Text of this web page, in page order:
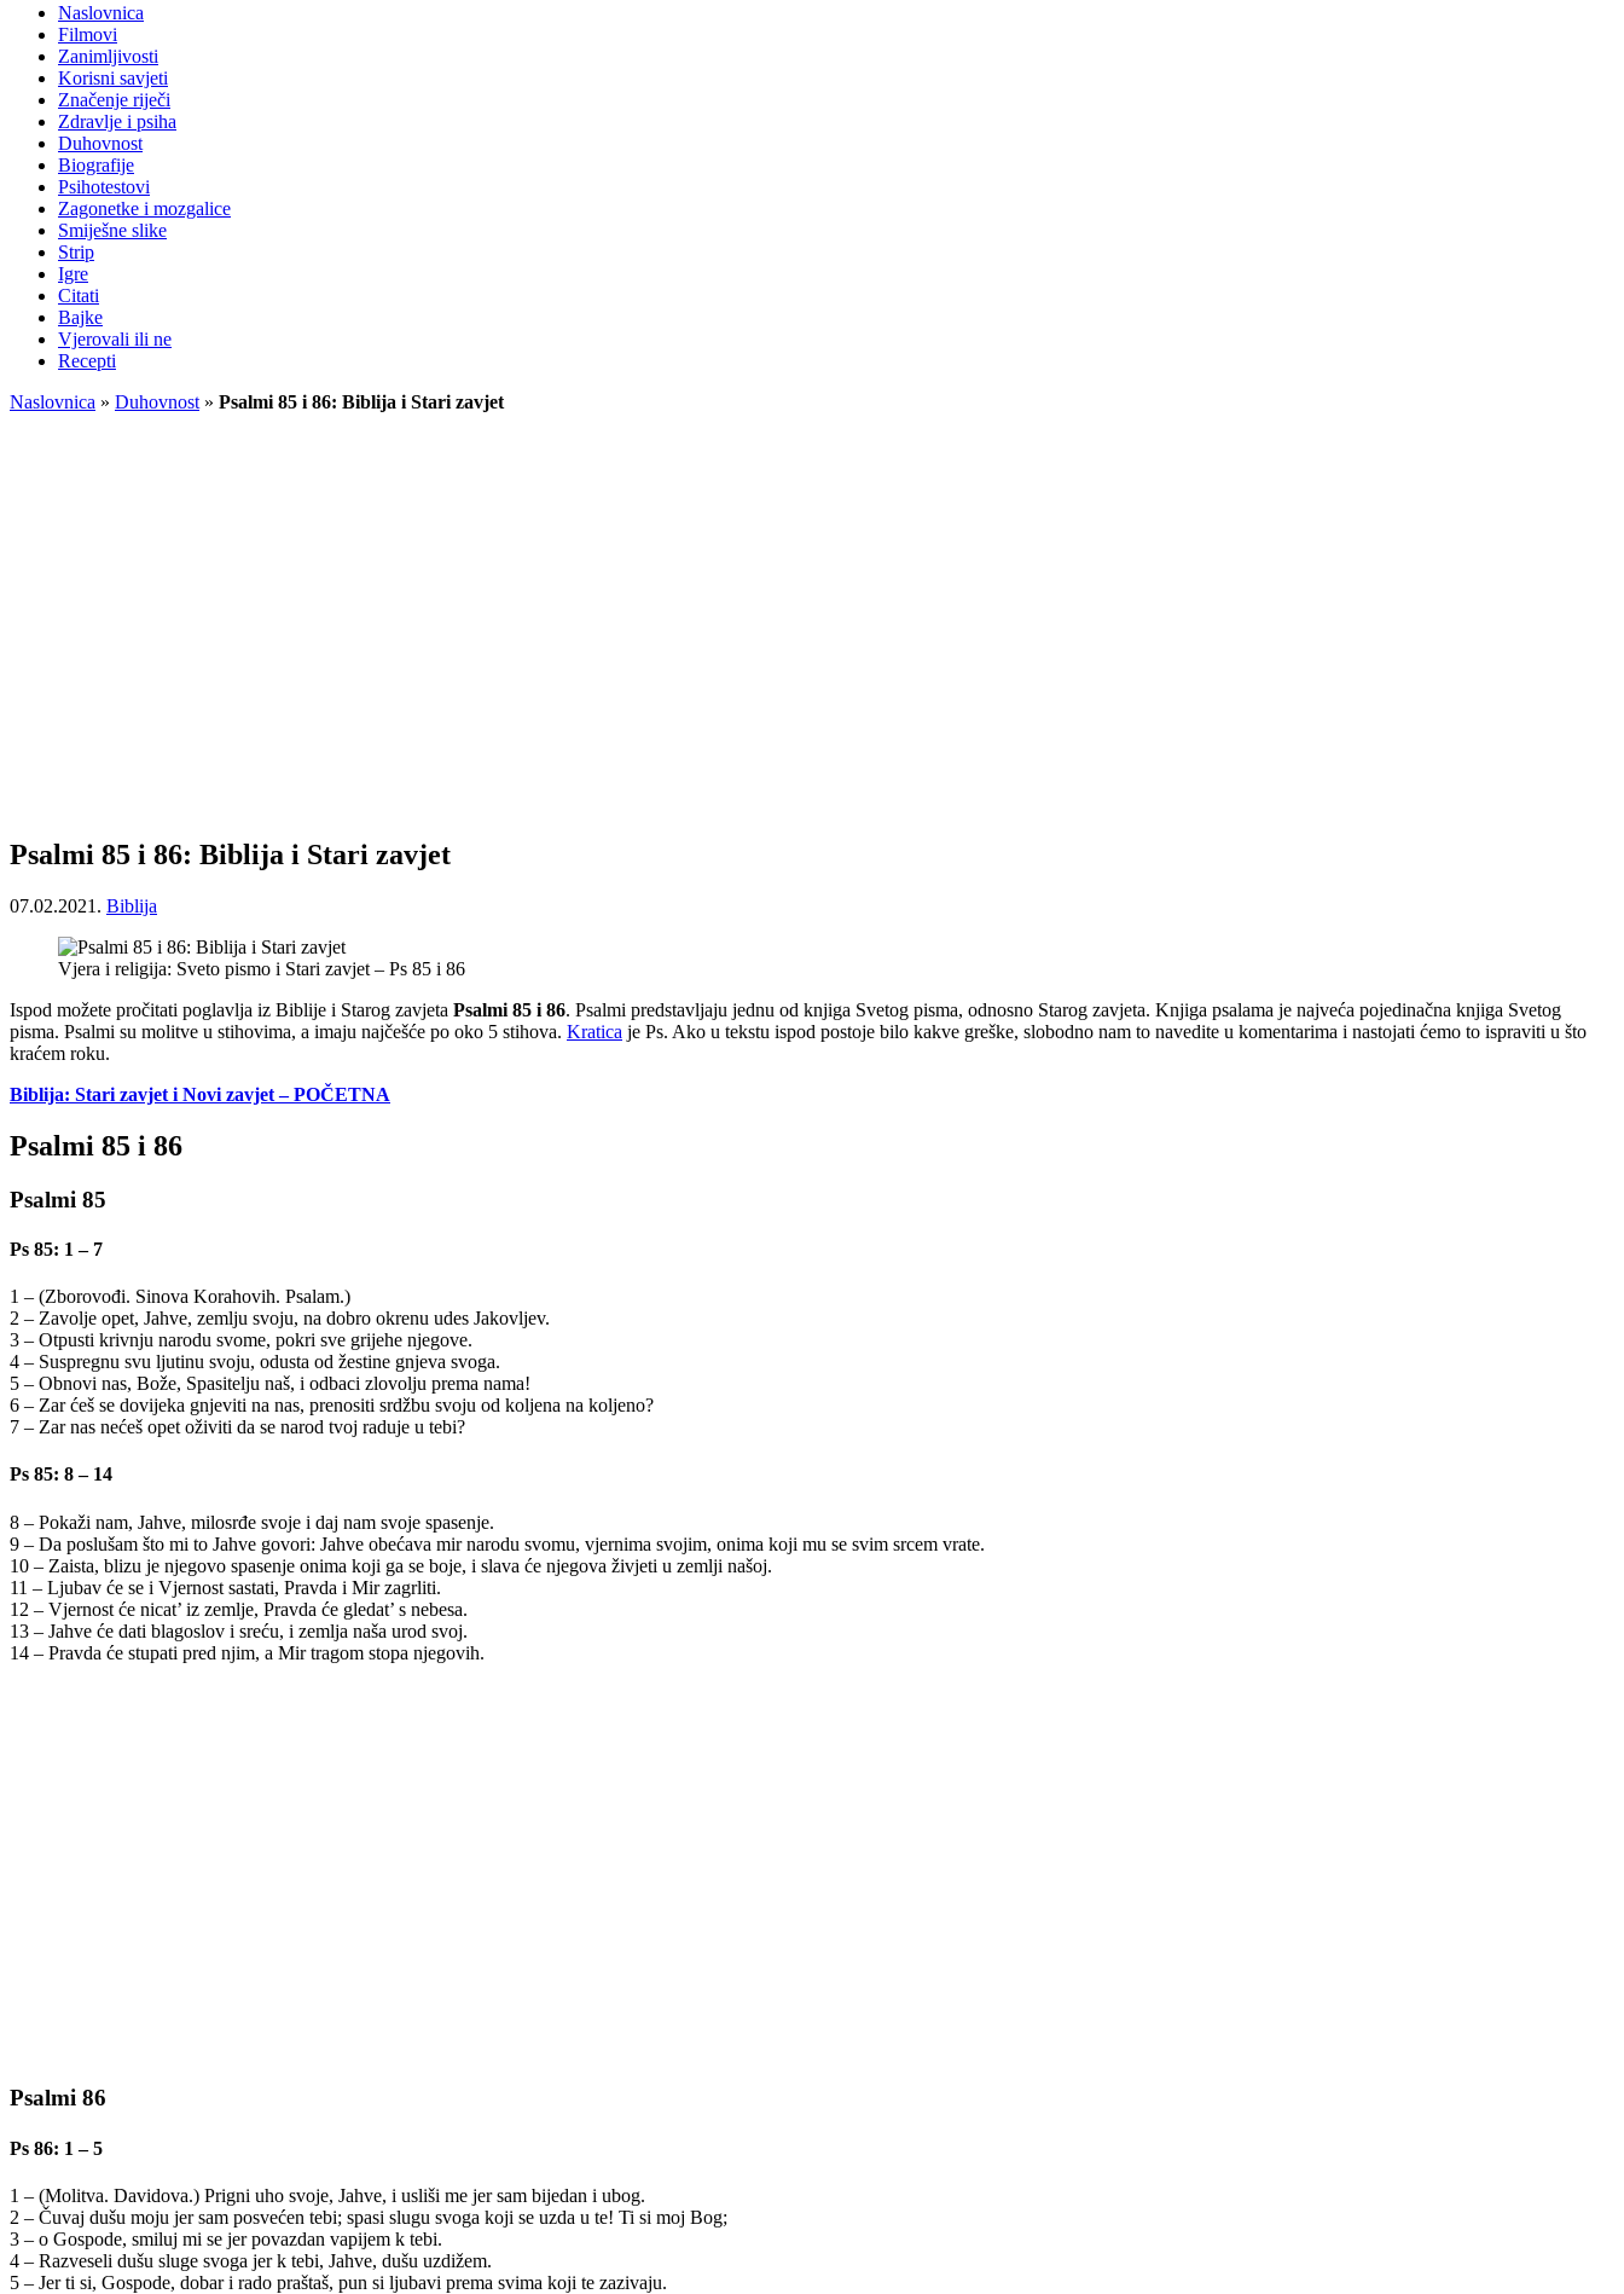
Naslovnica
Filmovi
Zanimljivosti
Korisni savjeti
Značenje riječi
Zdravlje i psiha
Duhovnost
Biografije
Psihotestovi
Zagonetke i mozgalice
Smiješne slike
Strip
Igre
Citati
Bajke
Vjerovali ili ne
Recepti
Naslovnica » Duhovnost » Psalmi 85 i 86: Biblija i Stari zavjet
Psalmi 85 i 86: Biblija i Stari zavjet
07.02.2021. Biblija
Vjera i religija: Sveto pismo i Stari zavjet – Ps 85 i 86
Ispod možete pročitati poglavlja iz Biblije i Starog zavjeta Psalmi 85 i 86. Psalmi predstavljaju jednu od knjiga Svetog pisma, odnosno Starog zavjeta. Knjiga psalama je najveća pojedinačna knjiga Svetog
pisma. Psalmi su molitve u stihovima, a imaju najčešće po oko 5 stihova. Kratica je Ps. Ako u tekstu ispod postoje bilo kakve greške, slobodno nam to navedite u komentarima i nastojati ćemo to ispraviti u što
kraćem roku.
Biblija: Stari zavjet i Novi zavjet – POČETNA
Psalmi 85 i 86
Psalmi 85
Ps 85: 1 – 7
1 – (Zborovođi. Sinova Korahovih. Psalam.)
2 – Zavolje opet, Jahve, zemlju svoju, na dobro okrenu udes Jakovljev.
3 – Otpusti krivnju narodu svome, pokri sve grijehe njegove.
4 – Suspregnu svu ljutinu svoju, odusta od žestine gnjeva svoga.
5 – Obnovi nas, Bože, Spasitelju naš, i odbaci zlovolju prema nama!
6 – Zar ćeš se dovijeka gnjeviti na nas, prenositi srdžbu svoju od koljena na koljeno?
7 – Zar nas nećeš opet oživiti da se narod tvoj raduje u tebi?
Ps 85: 8 – 14
8 – Pokaži nam, Jahve, milosrđe svoje i daj nam svoje spasenje.
9 – Da poslušam što mi to Jahve govori: Jahve obećava mir narodu svomu, vjernima svojim, onima koji mu se svim srcem vrate.
10 – Zaista, blizu je njegovo spasenje onima koji ga se boje, i slava će njegova živjeti u zemlji našoj.
11 – Ljubav će se i Vjernost sastati, Pravda i Mir zagrliti.
12 – Vjernost će nicat’ iz zemlje, Pravda će gledat’ s nebesa.
13 – Jahve će dati blagoslov i sreću, i zemlja naša urod svoj.
14 – Pravda će stupati pred njim, a Mir tragom stopa njegovih.
Psalmi 86
Ps 86: 1 – 5
1 – (Molitva. Davidova.) Prigni uho svoje, Jahve, i usliši me jer sam bijedan i ubog.
2 – Čuvaj dušu moju jer sam posvećen tebi; spasi slugu svoga koji se uzda u te! Ti si moj Bog;
3 – o Gospode, smiluj mi se jer povazdan vapijem k tebi.
4 – Razveseli dušu sluge svoga jer k tebi, Jahve, dušu uzdižem.
5 – Jer ti si, Gospode, dobar i rado praštaš, pun si ljubavi prema svima koji te zazivaju.